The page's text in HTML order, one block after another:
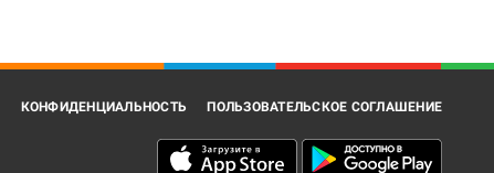
КОНФИДЕНЦИАЛЬНОСТЬ ПОЛЬЗОВАТЕЛЬСКОЕ СОГЛАШЕНИЕ